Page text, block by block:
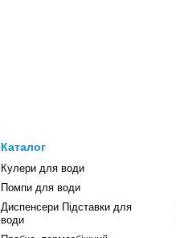
Каталог
Кулери для води
Помпи для води
Диспенсери Підставки для
води